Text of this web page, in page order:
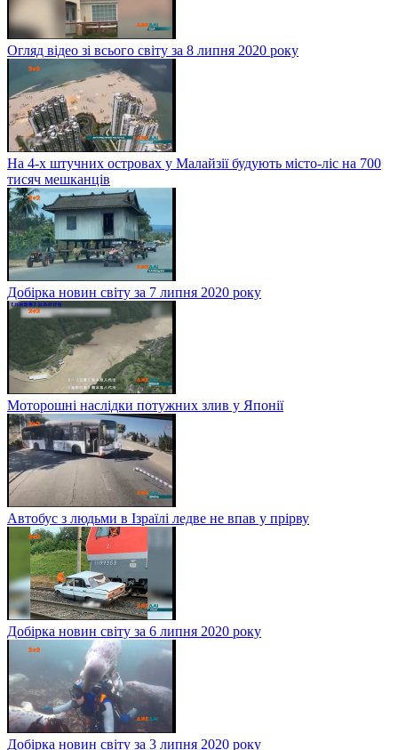
Огляд відео зі всього світу за 8 липня 2020 року
На 4-х штучних островах у Малайзії будують місто-ліс на 700
тисяч мешканців
Добірка новин світу за 7 липня 2020 року
Моторошні наслідки потужних злив у Японії
Автобус з людьми в Ізраїлі ледве не впав у прірву
Добірка новин світу за 6 липня 2020 року
Добірка новин світу за 3 липня 2020 року